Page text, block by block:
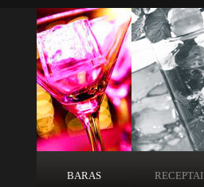
BARAS RECEPTAI